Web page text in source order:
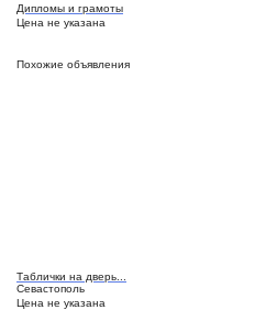
Дипломы и грамоты
Цена не указана
Похожие объявления
Таблички на дверь...
Севастополь
Цена не указана